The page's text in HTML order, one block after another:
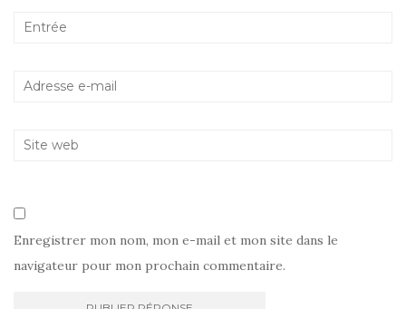
Enregistrer mon nom, mon e-mail et mon site dans le
navigateur pour mon prochain commentaire.